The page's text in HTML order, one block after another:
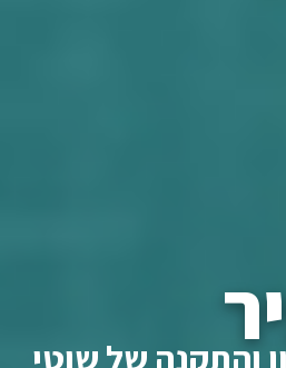
והתקנה של שוטי